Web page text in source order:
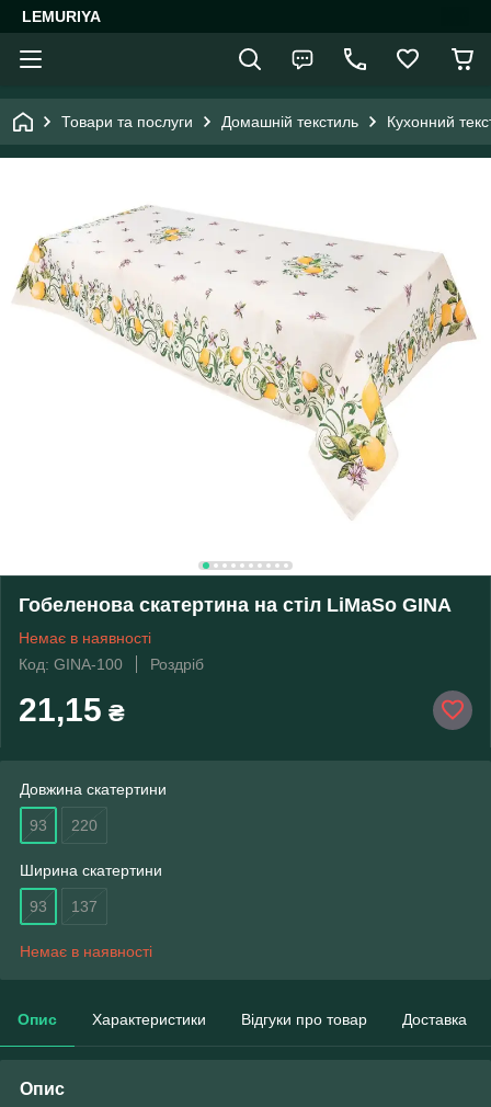
LEMURIYA
Товари та послуги Домашній текстиль Кухонний
Гобеленова скатертина на стіл LiMaSo GINA
Немає в наявності
Код: GINA-100
Роздріб
21,15 ₴
Довжина скатертини
93 220
Ширина скатертини
93 137
Немає в наявності
Опис Характеристики Відгуки про товар Доставка
Опис